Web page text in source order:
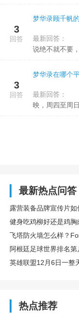
3
回答
梦华录顾千帆
最新回答：
说绝不就不要
3
回答
梦华录在哪个
最新回答：
映，周四至周
最新热点问答
热点推荐